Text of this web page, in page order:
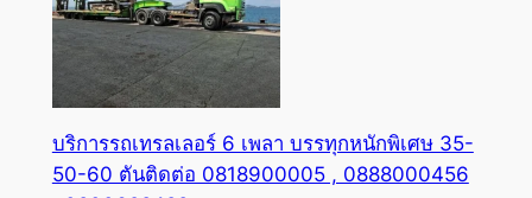
บริการรถเทรลเลอร์ 6 เพลา บรรทุกหนักพิเศษ 35-
50-60 ตันติดต่อ 0818900005 , 0888000456